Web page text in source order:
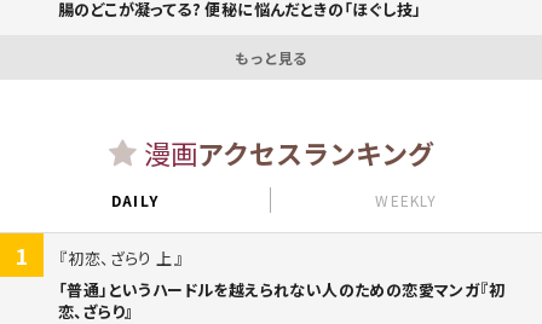
腸のどこが凝ってる? 便秘に悩んだときの「ほぐし技」
もっと見る
漫画アクセスランキング
DAILY WEEKLY
1
初恋、ざらり 上
「普通」というハードルを越えられない人のための恋愛マンガ『初
恋、ざらり』